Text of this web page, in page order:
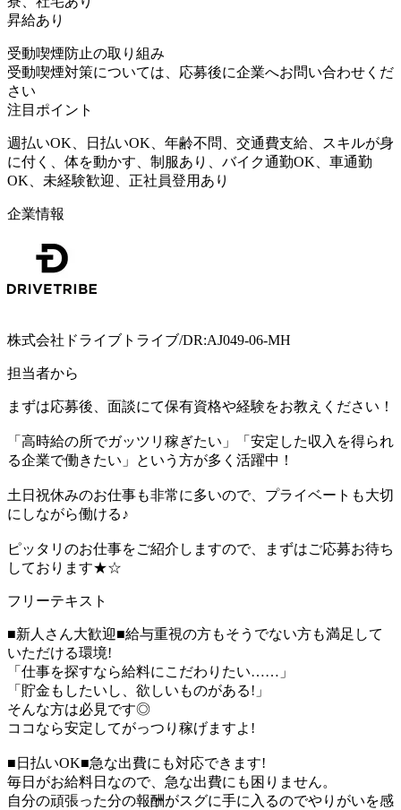
昇給あり
受動喫煙防止の取り組み
受動喫煙対策については、応募後に企業へお問い合わせくだ
さい
注目ポイント
週払いOK、日払いOK、年齢不問、交通費支給、スキルが身
に付く、体を動かす、制服あり、バイク通勤OK、車通勤
OK、未経験歓迎、正社員登用あり
企業情報
株式会社ドライブトライブ/DR:AJ049-06-MH
担当者から
まずは応募後、面談にて保有資格や経験をお教えください！
「高時給の所でガッツリ稼ぎたい」「安定した収入を得られ
る企業で働きたい」という方が多く活躍中！
土日祝休みのお仕事も非常に多いので、プライベートも大切
にしながら働ける♪
ピッタリのお仕事をご紹介しますので、まずはご応募お待ち
しております★☆
フリーテキスト
■新人さん大歓迎■給与重視の方もそうでない方も満足して
いただける環境!
「仕事を探すなら給料にこだわりたい……」
「貯金もしたいし、欲しいものがある!」
そんな方は必見です◎
ココなら安定してがっつり稼げますよ!
■日払いOK■急な出費にも対応できます!
毎日がお給料日なので、急な出費にも困りません。
自分の頑張った分の報酬がスグに手に入るのでやりがいを感